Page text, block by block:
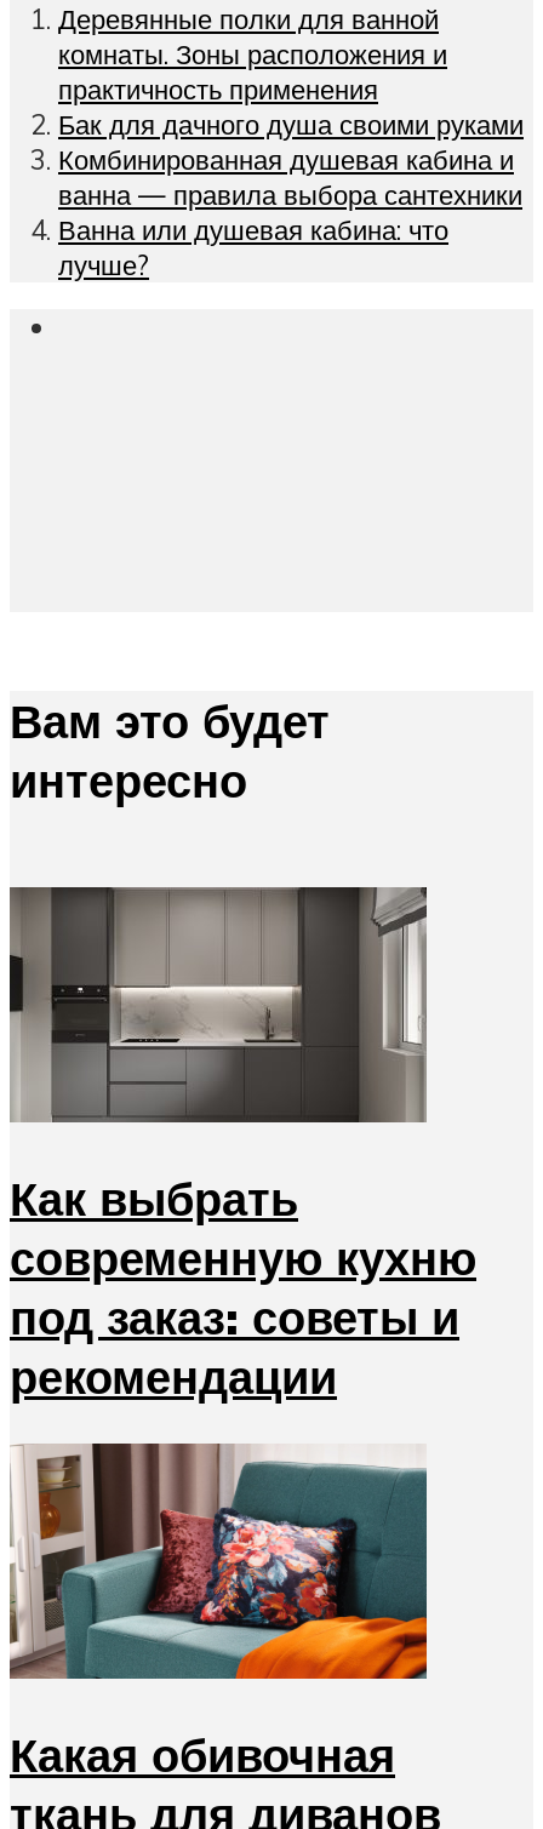
Деревянные полки для ванной
комнаты. Зоны расположения и
практичность применения
Бак для дачного душа своими руками
Комбинированная душевая кабина и
ванна — правила выбора сантехники
Ванна или душевая кабина: что
лучше?
Вам это будет
интересно
Как выбрать
современную кухню
под заказ: советы и
рекомендации
Какая обивочная
ткань для диванов